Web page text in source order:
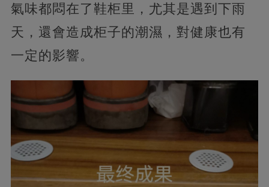
氣味都悶在了鞋柜里，尤其是遇到下雨
天，還會造成柜子的潮濕，對健康也有
一定的影響。